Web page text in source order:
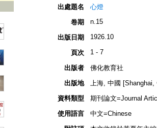
出處題名
心燈
卷期
n.15
出版日期 1926.10
頁次 1 - 7
出版者
佛化教育社
出版地
上海, 中國 [Shanghai,
資料類型
期刊論文=Journal
使用語言
中文=Chinese